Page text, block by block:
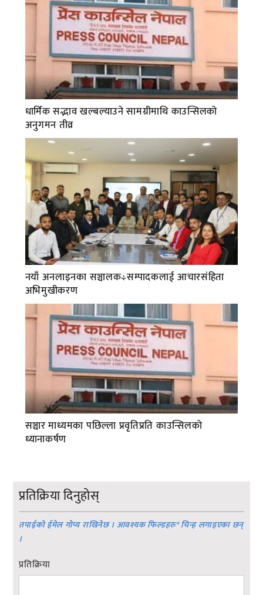
धार्मिक सद्भाव खल्बल्याउने सामग्रीमाथि काउन्सिलको
अनुगमन तीव्र
नयाँ अनलाइनका सञ्चालक÷सम्पादकलाई आचारसंहिता
अभिमुखीकरण
सञ्चार माध्यमका पछिल्ला प्रवृतिप्रति काउन्सिलको
ध्यानाकर्षण
प्रतिक्रिया दिनुहोस्
तपाईको ईमेल गोप्य राखिनेछ । आवश्यक फिल्डहरु*चिन्ह लगाइएका छन्
।
प्रतिक्रिया